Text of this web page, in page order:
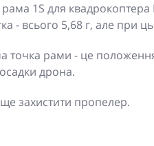
1S для
- всього 5,68 г, але при
точка рами - це
дрона.
захистити пропелер.